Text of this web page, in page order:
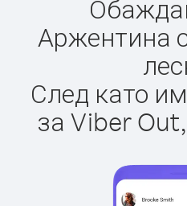
Аржентина
След като
за Viber